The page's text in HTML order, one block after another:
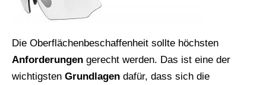
Die Oberflächenbeschaffenheit sollte höchsten
Anforderungen gerecht werden. Das ist eine der
wichtigsten Grundlagen dafür, dass sich die